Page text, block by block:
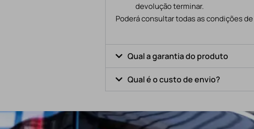
devolução terminar.
Poderá consultar todas as condições
Qual a garantia do produto
Qual é o custo de envio?